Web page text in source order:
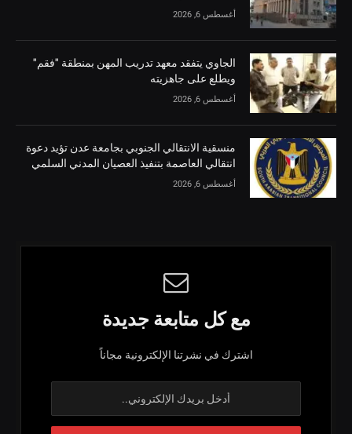
أغسطس 6, 2026
الجاوي يتفقد معهد تدريب المهن بمنطقة "فقم"
ويطلع على جاهزيته
أغسطس 6, 2026
منسقية الانتقالي الجنوبي بجامعة عدن تؤيد دعوة
انتقالي العاصمة بتنفيذ العصيان المدني السلمي
أغسطس 6, 2026
مع كل متابعة جديدة
اشترك في نشرتنا الإلكترونية مجاناً